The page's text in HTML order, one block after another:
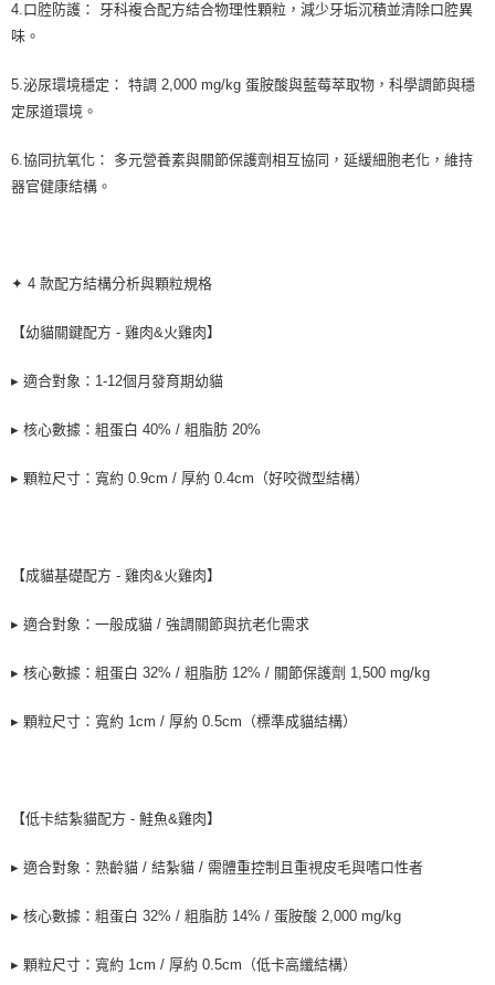
4.口腔防護： 牙科複合配方結合物理性顆粒，減少牙垢沉積並清除口腔異
味。
5.泌尿環境穩定： 特調 2,000 mg/kg 蛋胺酸與藍莓萃取物，科學調節與穩
定尿道環境。
6.協同抗氧化： 多元營養素與關節保護劑相互協同，延緩細胞老化，維持
器官健康結構。
✦ 4 款配方結構分析與顆粒規格
【幼貓關鍵配方 - 雞肉&火雞肉】
▸ 適合對象：1-12個月發育期幼貓
▸ 核心數據：粗蛋白 40% / 粗脂肪 20%
▸ 顆粒尺寸：寬約 0.9cm / 厚約 0.4cm（好咬微型結構）
【成貓基礎配方 - 雞肉&火雞肉】
▸ 適合對象：一般成貓 / 強調關節與抗老化需求
▸ 核心數據：粗蛋白 32% / 粗脂肪 12% / 關節保護劑 1,500 mg/kg
▸ 顆粒尺寸：寬約 1cm / 厚約 0.5cm（標準成貓結構）
【低卡結紮貓配方 - 鮭魚&雞肉】
▸ 適合對象：熟齡貓 / 結紮貓 / 需體重控制且重視皮毛與嗜口性者
▸ 核心數據：粗蛋白 32% / 粗脂肪 14% / 蛋胺酸 2,000 mg/kg
▸ 顆粒尺寸：寬約 1cm / 厚約 0.5cm（低卡高纖結構）